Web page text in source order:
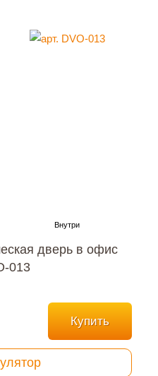
дверь в офис
013
Купить